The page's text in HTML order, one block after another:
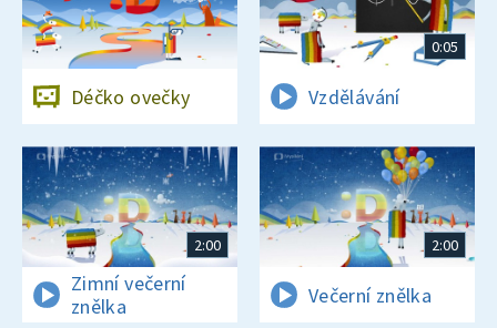
Déčko ovečky
0:05
Vzdělávání
2:00
Zimní večerní
znělka
2:00
Večerní znělka